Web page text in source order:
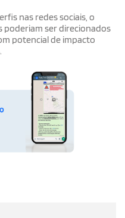
nas redes sociais, o
poderiam ser direcionados
potencial de impacto